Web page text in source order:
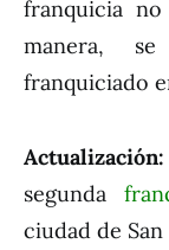
franquicia
manera,
franquiciado
Actualización:
segunda
ciudad de San